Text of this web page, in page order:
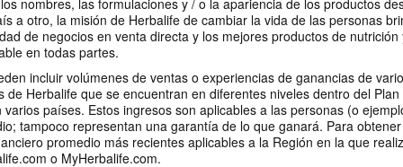
a otro, la misión de Herbalife de cambiar la vida de las personas
de negocios en venta directa y los mejores productos de nutrición
en todas partes.
incluir volúmenes de ventas o experiencias de ganancias de
de Herbalife que se encuentran en diferentes niveles dentro del
países. Estos ingresos son aplicables a las personas (o
tampoco representan una garantía de lo que ganará. Para
promedio más recientes aplicables a la Región en la que
o MyHerbalife.com.
2:18
Ingredientes Herbalife
Nutrition F1
Ingredientes que componen
Herbalife Nutrition F1
0:55
Receta Orange Rush -
Video para redes sociales
Acompaña un día muy activo con
esta refrescante receta.
1:09
Receta Iceberg - Video
para redes sociales
¿Ya experimentaste la frescura
de un iceberg?
Receta Ocean
para redes
Dale un impulso a tu
esta refrescante